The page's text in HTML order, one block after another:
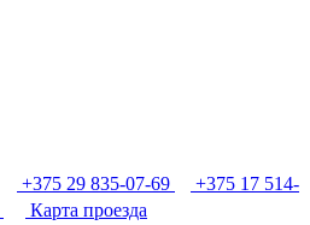
+375 29 835-07-69
+375 17 514-
Карта проезда